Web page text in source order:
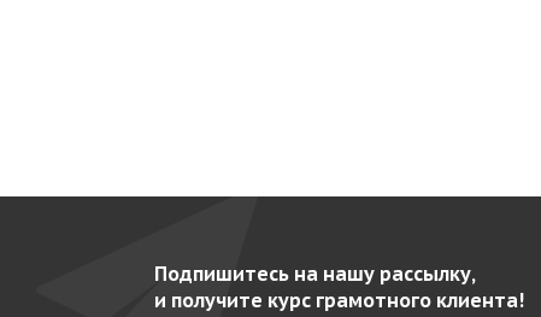
Подпишитесь на нашу рассылку,
и получите курс грамотного клиента!